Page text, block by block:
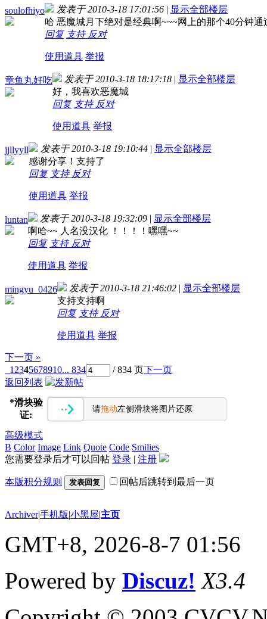
soulofhiyo 发表于 2010-3-18 17:01:56 | 显示全部楼层
哈 恶魔城月下绝对是经典啊~~~网上的那个40分钟
回复 支持 反对
使用道具 举报
章鱼丸好吃 发表于 2010-3-18 18:17:18 | 显示全部楼层
好，我喜欢恶魔城
回复 支持 反对
使用道具 举报
jjllyyll 发表于 2010-3-18 19:10:44 | 显示全部楼层
感谢分享！支持了
回复 支持 反对
使用道具 举报
luntan 发表于 2010-3-18 19:32:09 | 显示全部楼层
啊哈~~ 人名没汉化 ！！！！嘿嘿~~
回复 支持 反对
使用道具 举报
mingyu_0426 发表于 2010-3-18 21:46:02 | 显示全部楼层
支持支持啊
回复 支持 反对
使用道具 举报
下一页 »
1 2345678910... 834 / 834 页下一页
返回列表
*滑块验
证:
请拖动左侧滑块将图片还原
高级模式
B Color Image Link Quote Code Smilies
您需要登录后才可以回帖 登录 | 注册
本版积分规则 发表回复 回帖后跳转到最后一页
Archiver|手机版|小黑屋|主页
GMT+8, 2026-8-7 01:56
Powered by Discuz! X3.4